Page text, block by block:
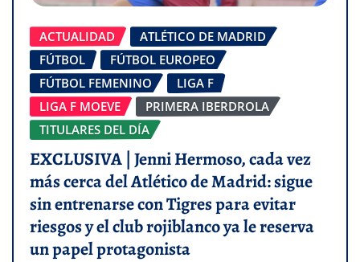
ACTUALIDAD
ATLÉTICO DE MADRID
FÚTBOL
FÚTBOL EUROPEO
FÚTBOL FEMENINO
LIGA F
LIGA F MOEVE
PRIMERA IBERDROLA
TITULARES DEL DÍA
EXCLUSIVA | Jenni Hermoso, cada vez
más cerca del Atlético de Madrid: sigue
sin entrenarse con Tigres para evitar
riesgos y el club rojiblanco ya le reserva
un papel protagonista